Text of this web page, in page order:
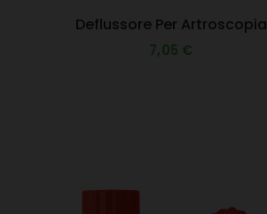
Deflussore Per Artroscopia
7,05 €